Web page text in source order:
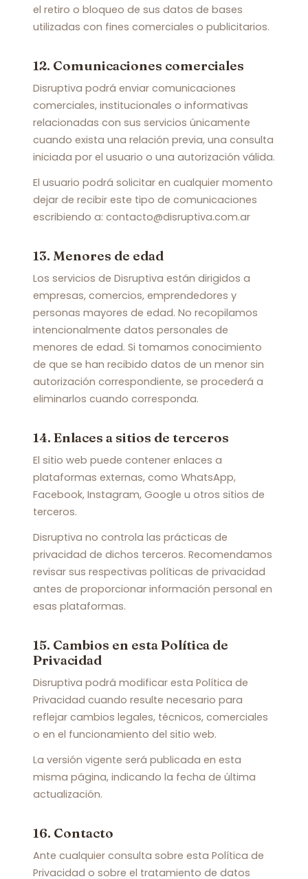
el retiro o bloqueo de sus datos de bases
utilizadas con fines comerciales o publicitarios.
12. Comunicaciones comerciales
Disruptiva podrá enviar comunicaciones
comerciales, institucionales o informativas
relacionadas con sus servicios únicamente
cuando exista una relación previa, una consulta
iniciada por el usuario o una autorización válida.
El usuario podrá solicitar en cualquier momento
dejar de recibir este tipo de comunicaciones
escribiendo a: contacto@disruptiva.com.ar
13. Menores de edad
Los servicios de Disruptiva están dirigidos a
empresas, comercios, emprendedores y
personas mayores de edad. No recopilamos
intencionalmente datos personales de
menores de edad. Si tomamos conocimiento
de que se han recibido datos de un menor sin
autorización correspondiente, se procederá a
eliminarlos cuando corresponda.
14. Enlaces a sitios de terceros
El sitio web puede contener enlaces a
plataformas externas, como WhatsApp,
Facebook, Instagram, Google u otros sitios de
terceros.
Disruptiva no controla las prácticas de
privacidad de dichos terceros. Recomendamos
revisar sus respectivas políticas de privacidad
antes de proporcionar información personal en
esas plataformas.
15. Cambios en esta Política de
Privacidad
Disruptiva podrá modificar esta Política de
Privacidad cuando resulte necesario para
reflejar cambios legales, técnicos, comerciales
o en el funcionamiento del sitio web.
La versión vigente será publicada en esta
misma página, indicando la fecha de última
actualización.
16. Contacto
Ante cualquier consulta sobre esta Política de
Privacidad o sobre el tratamiento de datos